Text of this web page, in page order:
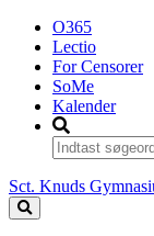
O365
Lectio
For Censorer
SoMe
Kalender
Sct. Knuds